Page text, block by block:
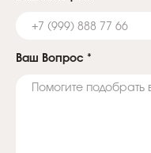
Ваш Вопрос *